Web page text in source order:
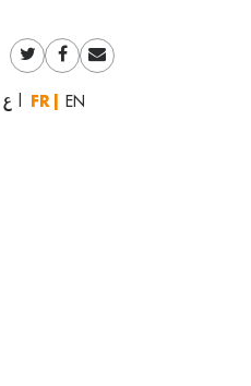
العربيةFrançais
English